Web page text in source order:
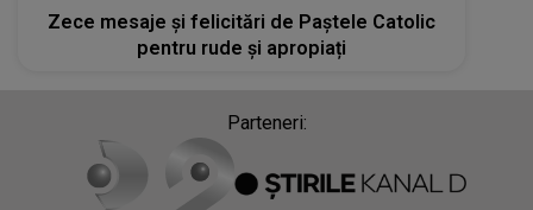
Zece mesaje și felicitări de Paștele Catolic
pentru rude și apropiați
Parteneri: